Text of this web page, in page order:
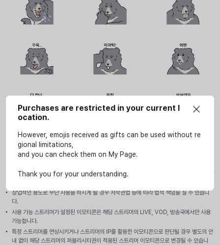
사용안내
이모티콘은 SOOP 서비스(LIVE, VOD, 방송국, e스포츠 페이지)에서만 개인적인 용도로 사
상업적인 용도로 무단 사용을 하시게 될 경우 저작권법 등에 따라 법적 책임을 질 수 있습니
다.
사용 가능 스트리머가 설정된 이모티콘은 해당 스트리머의 LIVE, VOD, 방송국에서만 사용
가능합니다.
특정 스트리머를 연상시키거나 스트리머의 IP를 활용한 이모티콘으로 판단될 경우 별도의 안
내 없이 해당 스트리머의 퍼블리시티권이 적용된 스트리머 이모티콘으로 변경될 수 있습니
Purchases are restricted in your current l
ocation.
However, emojis received as gifts can be used without re
gional limitations,
and you can check them on My Page.
Thank you for your understanding.